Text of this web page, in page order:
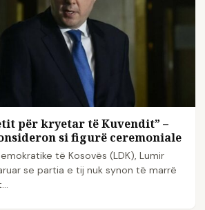
për kryetar të Kuvendit” –
si figurë ceremoniale
të Kosovës (LDK), Lumir
se partia e tij nuk synon të marrë